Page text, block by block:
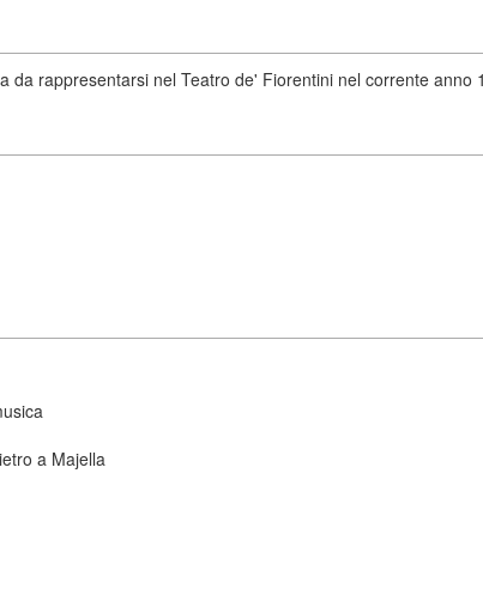
da rappresentarsi nel Teatro de' Fiorentini nel corrente
a Majella